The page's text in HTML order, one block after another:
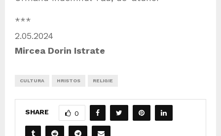
***
2.05.2024
Mircea Dorin Istrate
CULTURA HRISTOS RELIGIE
SHARE 0